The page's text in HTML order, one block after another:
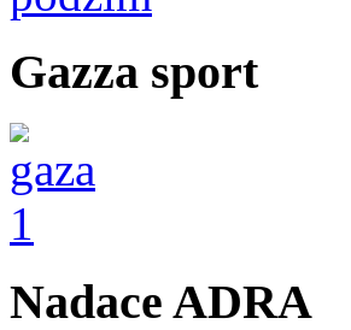
Gazza sport
Nadace ADRA